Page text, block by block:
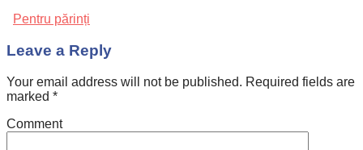
Pentru părinți
Leave a Reply
Your email address will not be published. Required fields are
marked *
Comment